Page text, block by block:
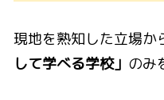
現地を熟知した立場か
して学べる学校」 のみ